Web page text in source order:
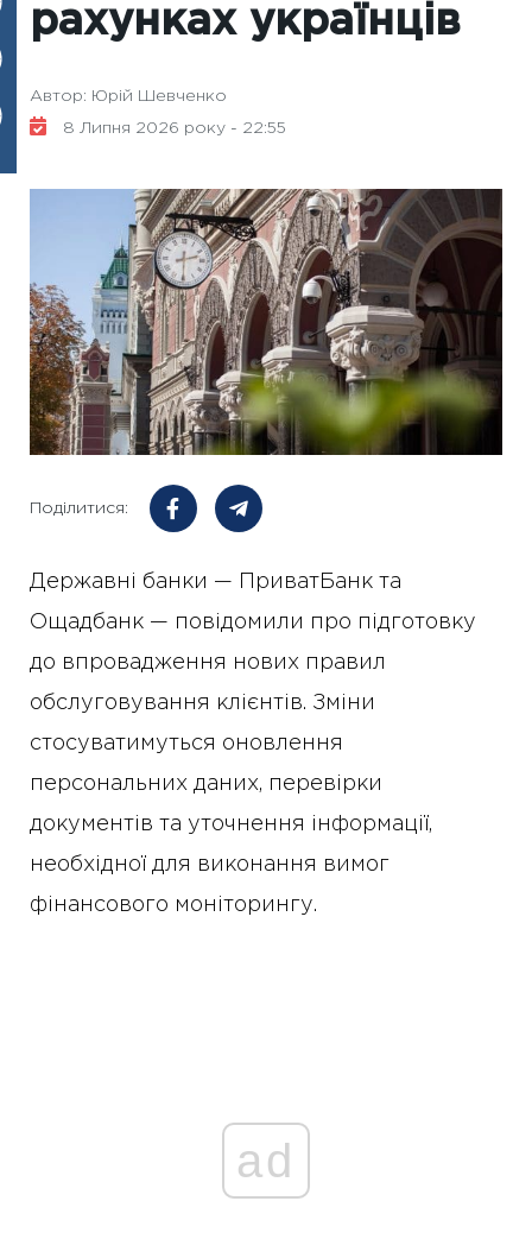
рахунках українців
Автор: Юрій Шевченко
8 Липня 2026 року - 22:55
Поділитися:
Державні банки — ПриватБанк та
Ощадбанк — повідомили про підготовку
до впровадження нових правил
обслуговування клієнтів. Зміни
стосуватимуться оновлення
персональних даних, перевірки
документів та уточнення інформації,
необхідної для виконання вимог
фінансового моніторингу.
ad